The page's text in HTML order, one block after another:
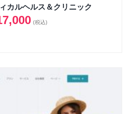
カルヘルス＆クリニック
(税込)